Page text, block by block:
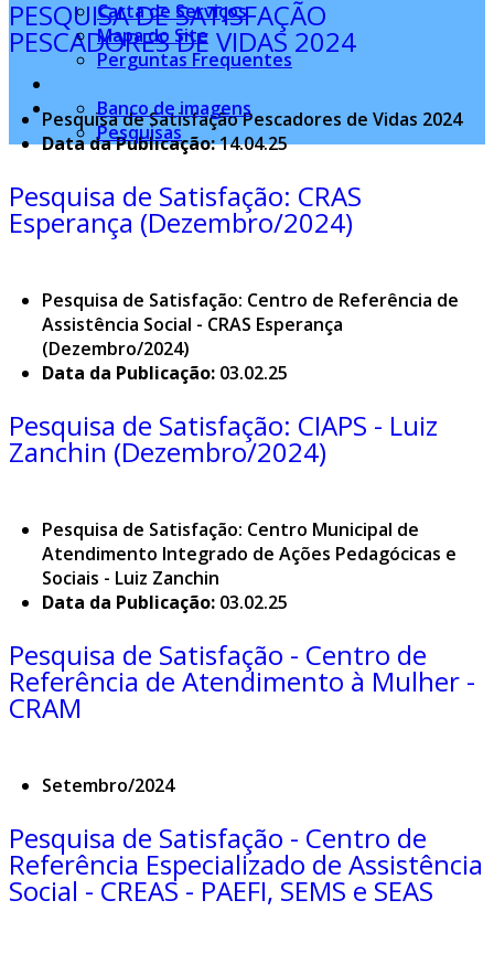
Carta de Serviços
Mapa do Site
Perguntas Frequentes
Banco de imagens
Pesquisas
PESQUISA DE SATISFAÇÃO
PESCADORES DE VIDAS 2024
Pesquisa de Satisfação Pescadores de Vidas 2024
Data da Publicação:14.04.25
Pesquisa de Satisfação: CRAS
Esperança (Dezembro/2024)
Pesquisa de Satisfação: Centro de Referência de
Assistência Social - CRAS Esperança
(Dezembro/2024)
Data da Publicação: 03.02.25
Pesquisa de Satisfação: CIAPS - Luiz
Zanchin (Dezembro/2024)
Pesquisa de Satisfação: Centro Municipal de
Atendimento Integrado de Ações Pedagócicas e
Sociais - Luiz Zanchin
Data da Publicação: 03.02.25
Pesquisa de Satisfação - Centro de
Referência de Atendimento à Mulher -
CRAM
Setembro/2024
Pesquisa de Satisfação - Centro de
Referência Especializado de Assistência
Social - CREAS - PAEFI, SEMS e SEAS